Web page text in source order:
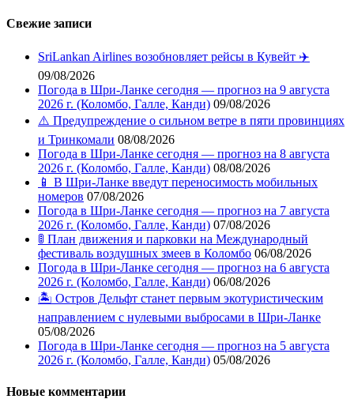
Свежие записи
SriLankan Airlines возобновляет рейсы в Кувейт ✈️
09/08/2026
Погода в Шри-Ланке сегодня — прогноз на 9 августа
2026 г. (Коломбо, Галле, Канди) 09/08/2026
⚠️ Предупреждение о сильном ветре в пяти провинциях
и Тринкомали 08/08/2026
Погода в Шри-Ланке сегодня — прогноз на 8 августа
2026 г. (Коломбо, Галле, Канди) 08/08/2026
📱 В Шри-Ланке введут переносимость мобильных
номеров 07/08/2026
Погода в Шри-Ланке сегодня — прогноз на 7 августа
2026 г. (Коломбо, Галле, Канди) 07/08/2026
🚦 План движения и парковки на Международный
фестиваль воздушных змеев в Коломбо 06/08/2026
Погода в Шри-Ланке сегодня — прогноз на 6 августа
2026 г. (Коломбо, Галле, Канди) 06/08/2026
🏝️ Остров Дельфт станет первым экотуристическим
направлением с нулевыми выбросами в Шри-Ланке
05/08/2026
Погода в Шри-Ланке сегодня — прогноз на 5 августа
2026 г. (Коломбо, Галле, Канди) 05/08/2026
Новые комментарии